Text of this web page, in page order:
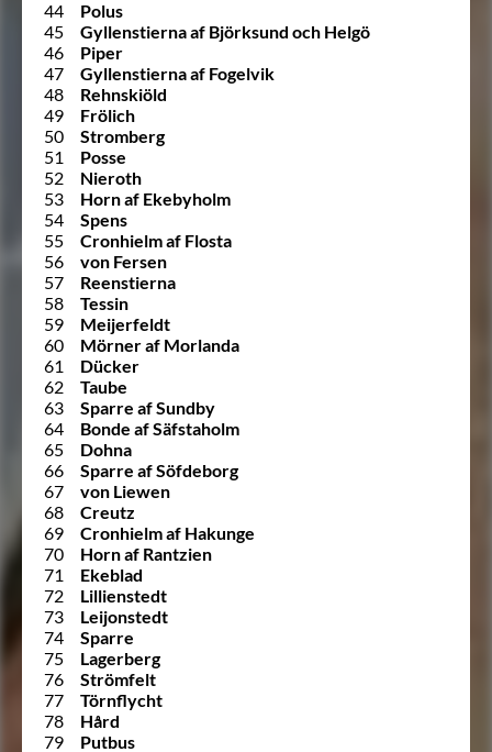
44
Polus
45
Gyllenstierna af Björksund och Helgö
46
Piper
47
Gyllenstierna af Fogelvik
48
Rehnskiöld
49
Frölich
50
Stromberg
51
Posse
52
Nieroth
53
Horn af Ekebyholm
54
Spens
55
Cronhielm af Flosta
56
von Fersen
57
Reenstierna
58
Tessin
59
Meijerfeldt
60
Mörner af Morlanda
61
Dücker
62
Taube
63
Sparre af Sundby
64
Bonde af Säfstaholm
65
Dohna
66
Sparre af Söfdeborg
67
von Liewen
68
Creutz
69
Cronhielm af Hakunge
70
Horn af Rantzien
71
Ekeblad
72
Lillienstedt
73
Leijonstedt
74
Sparre
75
Lagerberg
76
Strömfelt
77
Törnflycht
78
Hård
79
Putbus